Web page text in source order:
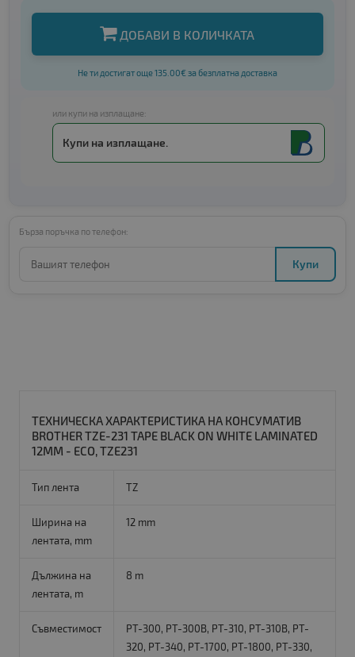
ДОБАВИ В КОЛИЧКАТА
Не ти достигат още 135.00€ за безплатна доставка
или купи на изплащане:
Купи на изплащане.
Бърза поръчка по телефон:
Купи
ТЕХНИЧЕСКА ХАРАКТЕРИСТИКА НА КОНСУМАТИВ
BROTHER TZE-231 TAPE BLACK ON WHITE LAMINATED
12MM - ECO, TZE231
Тип лента TZ
Ширина на
лентата, mm
12 mm
Дължина на
лентата, m
8 m
Съвместимост
PT-300, PT-300B, PT-310, PT-310B, PT-
320, PT-340, PT-1700, PT-1800, PT-330,